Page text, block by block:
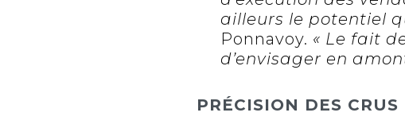
ailleurs le potentiel
Ponnavoy. « Le fait
d’envisager en
PRÉCISION DES CRUS